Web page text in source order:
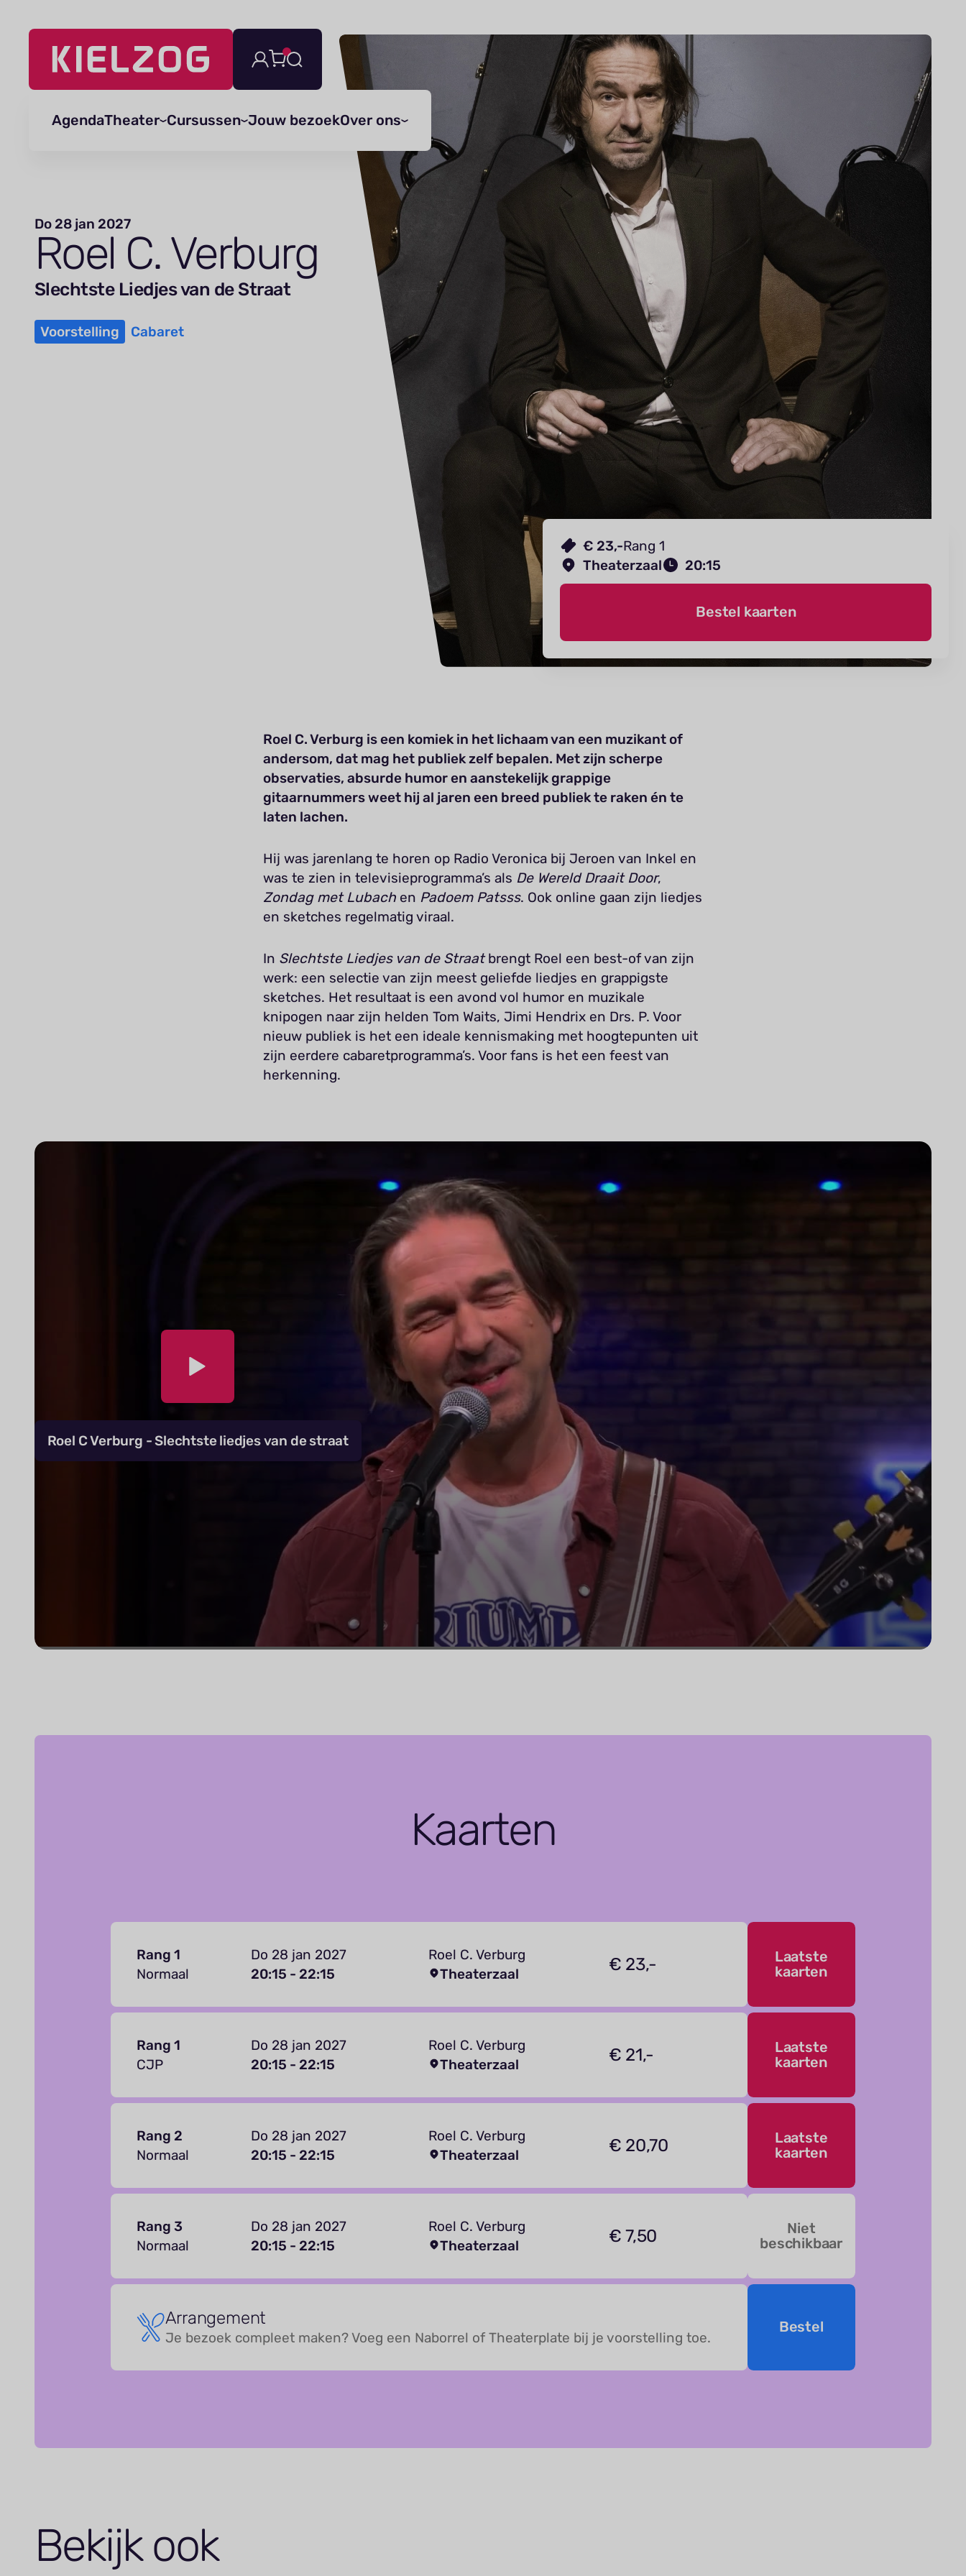
Navigatie
AgendaTheater Cursussen Jouw bezoekOver ons
Do 28 jan 2027
Roel C. Verburg
Slechtste Liedjes van de Straat
Voorstelling Cabaret
€ 23,-Rang 1
Theaterzaal
20:15
Bestel kaarten
Roel C. Verburg is een komiek in het lichaam van een muzikant of
andersom, dat mag het publiek zelf bepalen. Met zijn scherpe
observaties, absurde humor en aanstekelijk grappige
gitaarnummers weet hij al jaren een breed publiek te raken én te
laten lachen.
Hij was jarenlang te horen op Radio Veronica bij Jeroen van Inkel en
was te zien in televisieprogramma’s als De Wereld Draait Door,
Zondag met Lubachen Padoem Patsss. Ook online gaan zijn liedjes
en sketches regelmatig viraal.
In Slechtste Liedjes van de Straatbrengt Roel een best-of van zijn
werk: een selectie van zijn meest geliefde liedjes en grappigste
sketches. Het resultaat is een avond vol humor en muzikale
knipogen naar zijn helden Tom Waits, Jimi Hendrix en Drs. P. Voor
nieuw publiek is het een ideale kennismaking met hoogtepunten uit
zijn eerdere cabaretprogramma’s. Voor fans is het een feest van
herkenning.
Roel C Verburg - Slechtste liedjes van de straat
Kaarten
Rang 1
Normaal
Do 28 jan 2027
20:15 - 22:15
Roel C. Verburg
Theaterzaal
€ 23,-
Laatste
kaarten
Rang 1
CJP
Do 28 jan 2027
20:15 - 22:15
Roel C. Verburg
Theaterzaal
€ 21,-
Laatste
kaarten
Rang 2
Normaal
Do 28 jan 2027
20:15 - 22:15
Roel C. Verburg
Theaterzaal
€ 20,70
Laatste
kaarten
Rang 3
Normaal
Do 28 jan 2027
20:15 - 22:15
Roel C. Verburg
Theaterzaal
€ 7,50
Niet
beschikbaar
Arrangement
Je bezoek compleet maken? Voeg een Naborrel of Theaterplate bij je voorstelling toe.
Bestel
Bekijk ook